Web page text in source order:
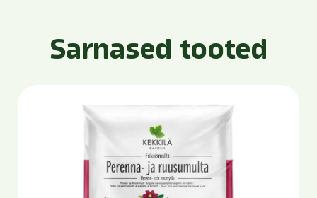
Sarnased tooted